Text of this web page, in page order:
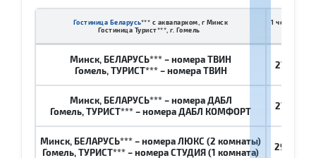
Гостиница Беларусь*** с аквапарком, г Минск
Гостиница Турист***, г. Гомель
1 чел в 2-
Минск, БЕЛАРУСЬ*** – номера ТВИН
Гомель, ТУРИСТ*** – номера ТВИН
27 300
Минск, БЕЛАРУСЬ*** – номера ДАБЛ
Гомель, ТУРИСТ*** – номера ДАБЛ КОМФОРТ
27 700
Минск, БЕЛАРУСЬ*** – номера ЛЮКС (2 комнаты)
Гомель, ТУРИСТ*** – номера СТУДИЯ (1 комната)
29 400